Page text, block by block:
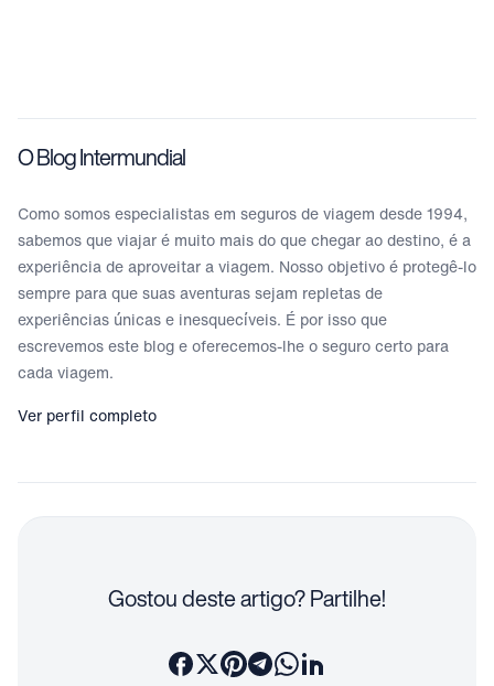
O Blog Intermundial
Como somos especialistas em seguros de viagem desde 1994,
sabemos que viajar é muito mais do que chegar ao destino, é a
experiência de aproveitar a viagem. Nosso objetivo é protegê-lo
sempre para que suas aventuras sejam repletas de
experiências únicas e inesquecíveis. É por isso que
escrevemos este blog e oferecemos-lhe o seguro certo para
cada viagem.
Ver perfil completo
Gostou deste artigo? Partilhe!